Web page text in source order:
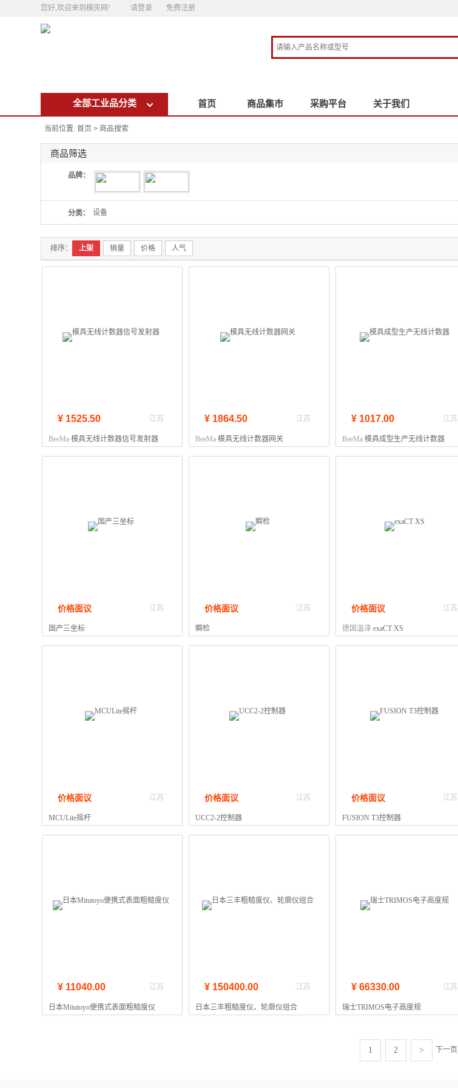
您好,欢迎来到模房网! 请登录 免费注册
全部工业品分类 首页 商品集市 采购平台 关于我们
当前位置: 首页 > 商品搜索
商品筛选
品牌：
分类： 设备
排序： 上架 销量 价格 人气
¥ 1525.50 江苏
BeeMa 模具无线计数器信号发射器
¥ 1864.50 江苏
BeeMa 模具无线计数器网关
¥ 1017.00 江苏
BeeMa 模具成型生产无线计数器
价格面议 江苏
国产三坐标
价格面议 江苏
瞬检
价格面议 江苏
德国温泽 exaCT XS
价格面议 江苏
MCULite摇杆
价格面议 江苏
UCC2-2控制器
价格面议 江苏
FUSION T3控制器
¥ 11040.00 江苏
日本Mitutoyo便携式表面粗糙度仪
¥ 150400.00 江苏
日本三丰粗糙度仪、轮廓仪组合
¥ 66330.00 江苏
瑞士TRIMOS电子高度规
1 2 > 下一页